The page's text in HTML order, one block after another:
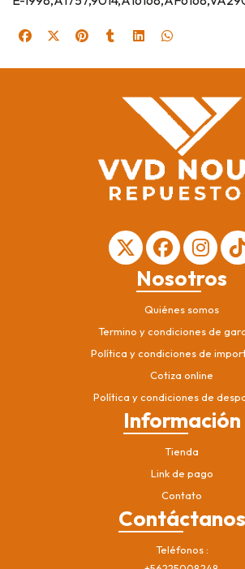
Nosotros
Quiénes somos
Termino y condiciones de
Política y condiciones de
Cotiza online
Política y condiciones de
Información
Tienda
Link de pago
Contato
Contáctanos
Teléfonos